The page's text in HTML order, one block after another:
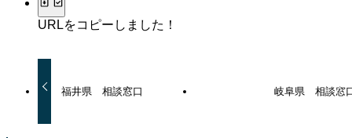
URLをコピーしました！
福井県 相談窓口 岐阜県 相談窓